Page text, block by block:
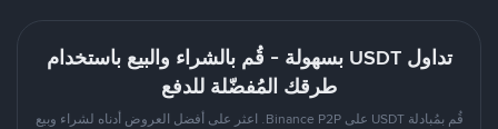
تداول USDT بسهولة - قُم بالشراء والبيع باستخدام
طرقك المُفضّلة للدفع
قُم بمُبادلة USDT على Binance P2P. اعثر على أفضل العروض أدناه لشراء وبيع